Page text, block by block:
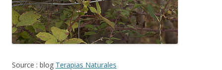
Source : blog Terapias Naturales